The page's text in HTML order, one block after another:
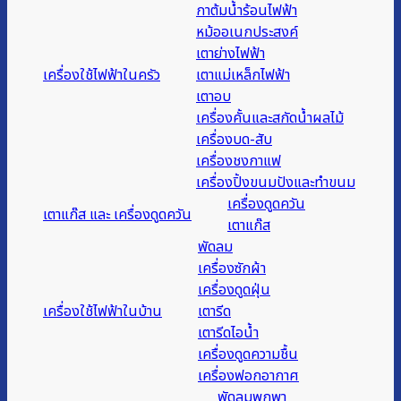
เครื่องใช้ไฟฟ้าในครัว
กาต้มน้ำร้อนไฟฟ้า
หม้ออเนกประสงค์
เตาย่างไฟฟ้า
เตาแม่เหล็กไฟฟ้า
เตาอบ
เครื่องคั้นและสกัดน้ำผลไม้
เครื่องบด-สับ
เครื่องชงกาแฟ
เครื่องปิ้งขนมปังและทำขนม
เตาแก๊ส และ เครื่องดูดควัน
เครื่องดูดควัน
เตาแก๊ส
เครื่องใช้ไฟฟ้าในบ้าน
พัดลม
เครื่องซักผ้า
เครื่องดูดฝุ่น
เตารีด
เตารีดไอน้ำ
เครื่องดูดความชื้น
เครื่องฟอกอากาศ